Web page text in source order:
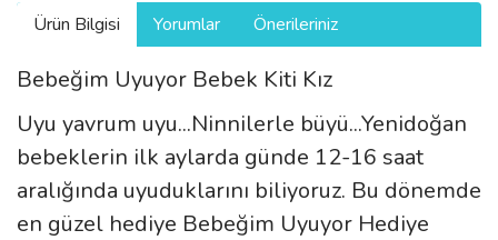
Ürün Bilgisi Yorumlar Önerileriniz
Bebeğim Uyuyor Bebek Kiti Kız
Uyu yavrum uyu...Ninnilerle büyü...Yenidoğan
bebeklerin ilk aylarda günde 12-16 saat
aralığında uyuduklarını biliyoruz. Bu dönemde
en güzel hediye Bebeğim Uyuyor Hediye